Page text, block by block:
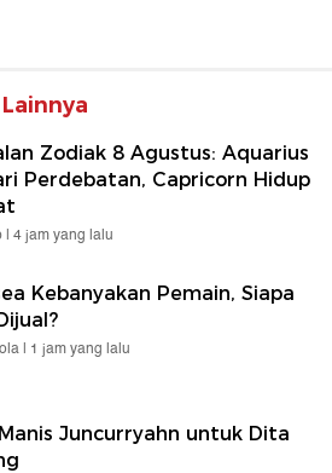
Zodiak 8 Agustus: Aquarius
Perdebatan, Capricorn Hidup
| 4 jam yang lalu
Kebanyakan Pemain, Siapa
| 1 jam yang lalu
Juncurryahn untuk Dita